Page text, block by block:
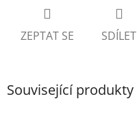
ZEPTAT SE SDÍLET
Související produkty